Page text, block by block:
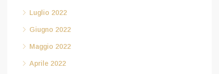
Luglio 2022
Giugno 2022
Maggio 2022
Aprile 2022